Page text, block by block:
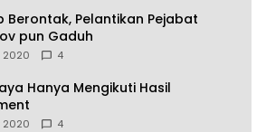
Berontak, Pelantikan Pejabat
pun Gaduh
2020 4
Hanya Mengikuti Hasil
2020 4